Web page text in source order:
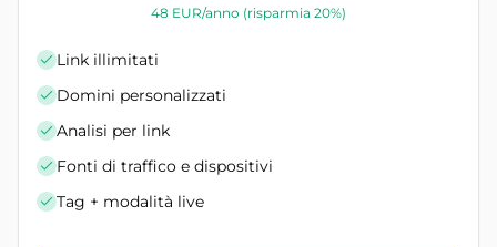
48 EUR/anno (risparmia 20%)
Link illimitati
Domini personalizzati
Analisi per link
Fonti di traffico e dispositivi
Tag + modalità live